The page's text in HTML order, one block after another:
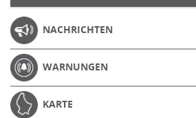
NACHRICHTEN
WARNUNGEN
KARTE